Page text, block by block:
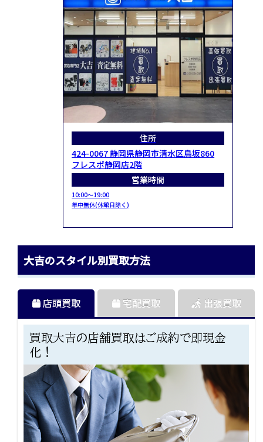
住所
424-0067 静岡県静岡市清水区鳥坂860
フレスポ静岡店2階
営業時間
10:00～19:00
年中無休(休館日除く)
大吉のスタイル別買取方法
店頭買取
買取大吉の店舗買取はご成約で即現金
化！
宅配買取 出張買取